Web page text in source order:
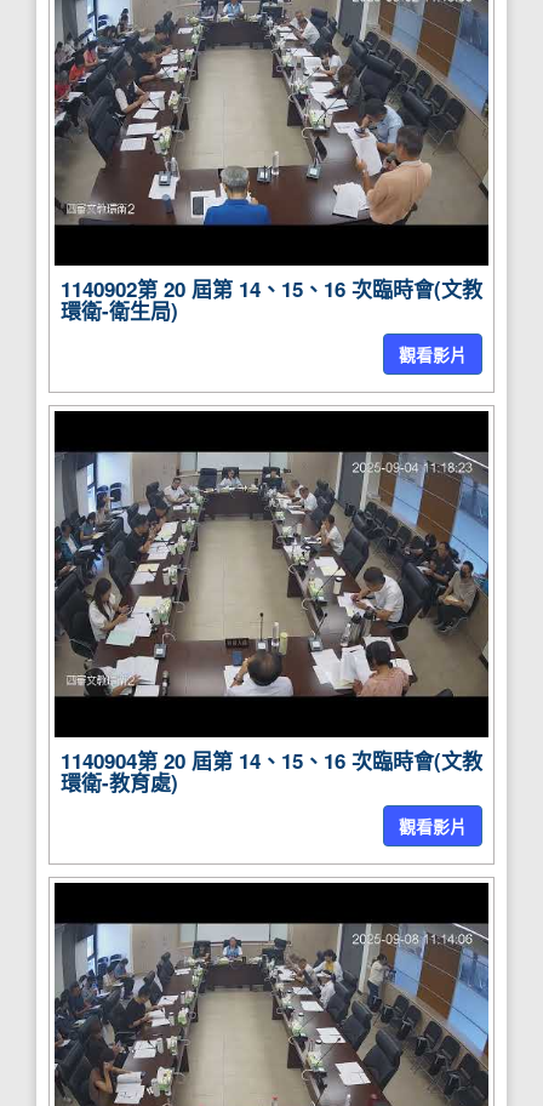
1140902第 20 屆第 14、15、16 次臨時會(文教
環衛-衛生局)
觀看影片
1140904第 20 屆第 14、15、16 次臨時會(文教
環衛-教育處)
觀看影片